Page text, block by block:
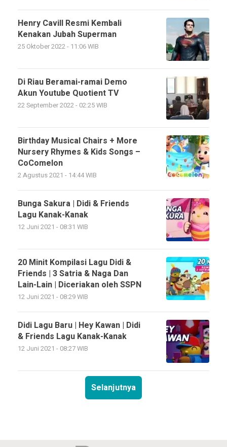
Henry Cavill Resmi Kembali
Kenakan Jubah Superman
25 Oktober 2022 - 11:06 WIB
Di Riau Beramai-ramai Demo
Akun Youtube Quotient TV
22 September 2022 - 02:25 WIB
Birthday Musical Chairs + More
Nursery Rhymes & Kids Songs –
CoComelon
2 Agustus 2021 - 14:44 WIB
Bunga Sakura | Didi & Friends
Lagu Kanak-Kanak
12 Juni 2021 - 08:31 WIB
20 Minit Kompilasi Lagu Didi &
Friends | 3 Satria & Naga Dan
Lain-Lain | Diceriakan oleh SSPN
12 Juni 2021 - 08:29 WIB
Didi Lagu Baru | Hey Kawan | Didi
& Friends Lagu Kanak-Kanak
12 Juni 2021 - 08:27 WIB
Selanjutnya